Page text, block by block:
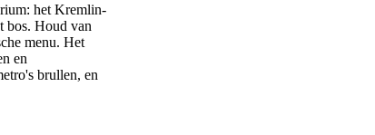
het Kremlin-
bos. Houd van
menu. Het
en
brullen, en